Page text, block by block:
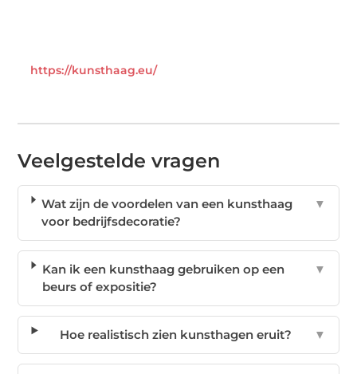
https://kunsthaag.eu/
Veelgestelde vragen
Wat zijn de voordelen van een kunsthaag
voor bedrijfsdecoratie?
▼
Kan ik een kunsthaag gebruiken op een
beurs of expositie?
▼
Hoe realistisch zien kunsthagen eruit? ▼